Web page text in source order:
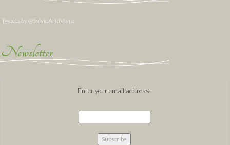
Tweets by @SylvieArtdVivre
Newsletter
Enter your email address: